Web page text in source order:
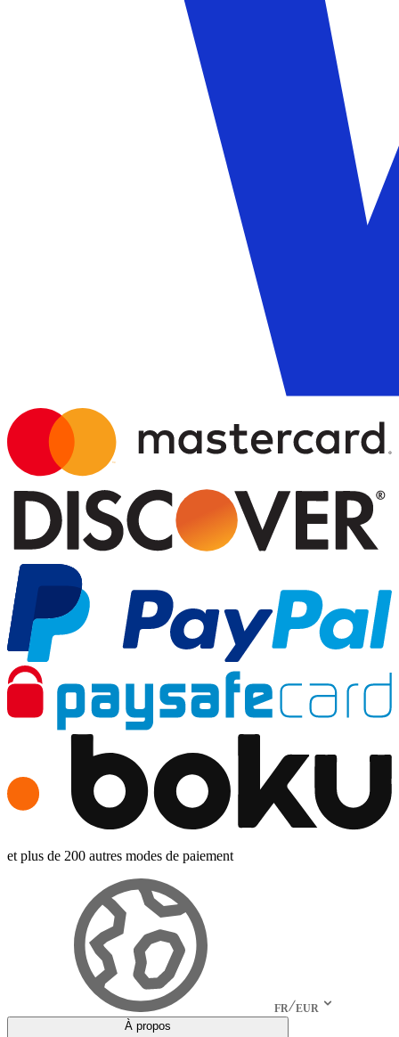
et plus de 200 autres modes de paiement
FR EUR
À propos